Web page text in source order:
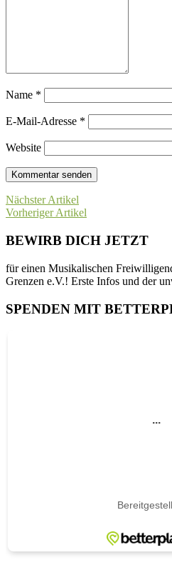
Name *
E-Mail-Adresse *
Website
Nächster Artikel
Vorheriger Artikel
BEWIRB DICH JETZT
für einen Musikalischen
Grenzen e.V.! Erste Infos und der
SPENDEN MIT